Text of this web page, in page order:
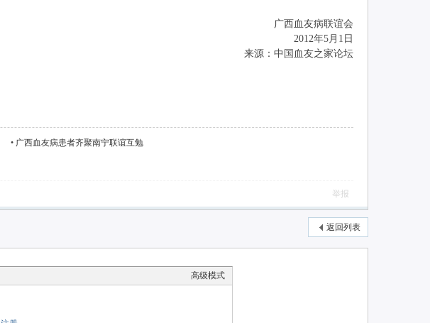
广西血友病联谊会
2012年5月1日
来源：中国血友之家论坛
• 广西血友病患者齐聚南宁联谊互勉
举报
返回列表
高级模式